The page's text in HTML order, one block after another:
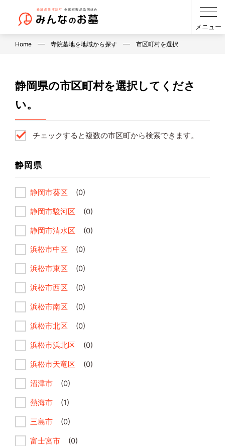
メニュー
Home 寺院墓地を地域から探す 市区町村を選択
静岡県の市区町村を選択してくださ
い。
チェックすると複数の市区町から検索できます。
静岡県
静岡市葵区 (0)
静岡市駿河区 (0)
静岡市清水区 (0)
浜松市中区 (0)
浜松市東区 (0)
浜松市西区 (0)
浜松市南区 (0)
浜松市北区 (0)
浜松市浜北区 (0)
浜松市天竜区 (0)
沼津市 (0)
熱海市 (1)
三島市 (0)
富士宮市 (0)